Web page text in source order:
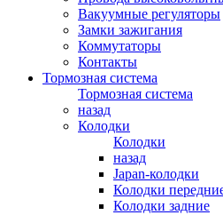
Вакуумные регуляторы
Замки зажигания
Коммутаторы
Контакты
Тормозная система
Тормозная система
назад
Колодки
Колодки
назад
Japan-колодки
Колодки
Колодки задние